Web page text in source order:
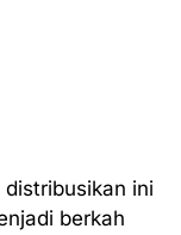
distribusikan ini
berkah